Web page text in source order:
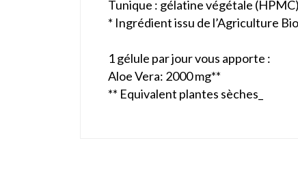
Tunique : gélatine végétale
* Ingrédient issu de l’Agriculture
1 gélule par jour vous apporte :
Aloe Vera: 2000 mg**
** Equivalent plantes sèches_